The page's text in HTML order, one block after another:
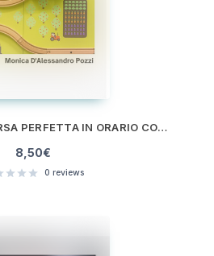
STUDIANDO LA CORSA PERFETTA IN ORARIO CON IL TRENO
8,50€
0 reviews